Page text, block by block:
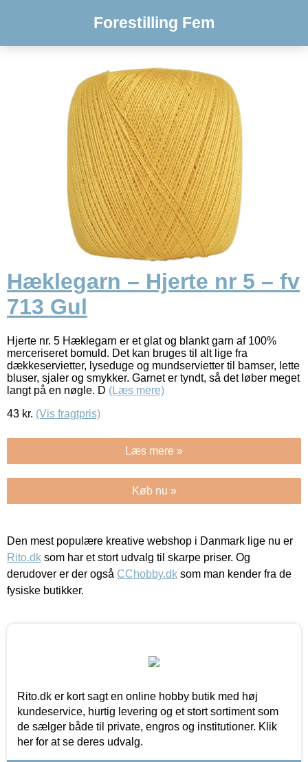
Forestilling Fem
Hæklegarn – Hjerte nr 5 – fv
713 Gul
Hjerte nr. 5 Hæklegarn er et glat og blankt garn af 100%
merceriseret bomuld. Det kan bruges til alt lige fra
dækkeservietter, lyseduge og mundservietter til bamser, lette
bluser, sjaler og smykker. Garnet er tyndt, så det løber meget
langt på en nøgle. D (Læs mere)
43 kr. (Vis fragtpris)
Læs mere »
Køb nu »
Den mest populære kreative webshop i Danmark lige nu er
Rito.dk som har et stort udvalg til skarpe priser. Og
derudover er der også CChobby.dk som man kender fra de
fysiske butikker.
Rito.dk er kort sagt en online hobby butik med høj
kundeservice, hurtig levering og et stort sortiment som
de sælger både til private, engros og institutioner. Klik
her for at se deres udvalg.